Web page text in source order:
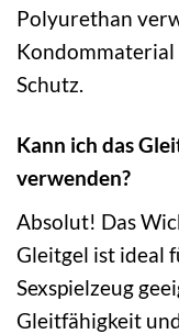
Polyurethan
Schutz.
Kann ich das
verwenden?
Absolut! Das
Gleitgel ist ideal
Sexspielzeug
Gleitfähigkeit